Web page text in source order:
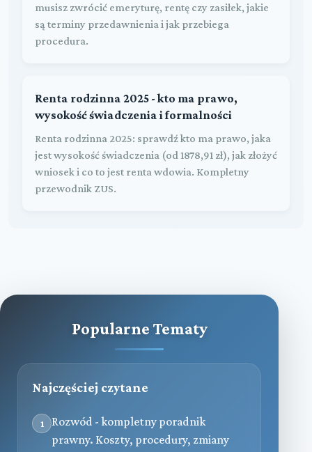
musisz zwrócić emeryturę, rentę czy zasiłek, jakie
są terminy przedawnienia i jak przebiega
procedura.
Renta rodzinna 2025 - kto ma prawo,
wysokość świadczenia i formalności
Renta rodzinna 2025: sprawdź kto ma prawo, jaka
jest wysokość świadczenia (od 1878,91 zł), jak złożyć
wniosek i co to jest renta wdowia. Kompletny
przewodnik ZUS.
Popularne Tematy
Najczęściej czytane
1
Rozwód - kompletny poradnik
prawny. Koszty, procedury, zmiany